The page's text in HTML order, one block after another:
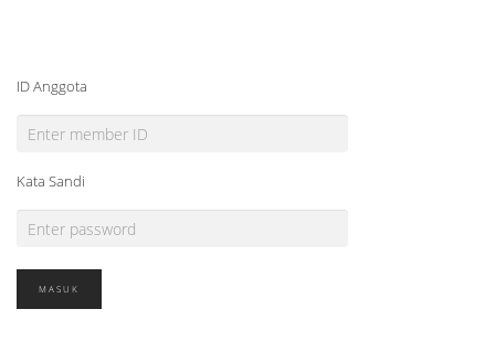
ID Anggota
Kata Sandi